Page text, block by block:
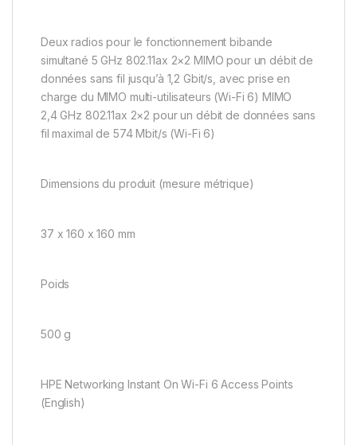
Deux radios pour le fonctionnement bibande
simultané 5 GHz 802.11ax 2×2 MIMO pour un débit de
données sans fil jusqu’à 1,2 Gbit/s, avec prise en
charge du MIMO multi-utilisateurs (Wi-Fi 6) MIMO
2,4 GHz 802.11ax 2×2 pour un débit de données sans
fil maximal de 574 Mbit/s (Wi-Fi 6)
Dimensions du produit (mesure métrique)
37 x 160 x 160 mm
Poids
500 g
HPE Networking Instant On Wi-Fi 6 Access Points
(English)